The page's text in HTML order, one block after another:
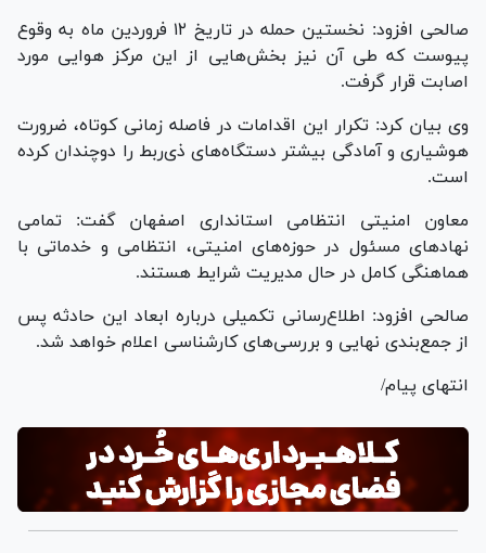
صالحی افزود: نخستین حمله در تاریخ ۱۲ فروردین ماه به وقوع
پیوست که طی آن نیز بخش‌هایی از این مرکز هوایی مورد
اصابت قرار گرفت.
وی بیان کرد: تکرار این اقدامات در فاصله زمانی کوتاه، ضرورت
هوشیاری و آمادگی بیشتر دستگاه‌های ذی‌ربط را دوچندان کرده
است.
معاون امنیتی انتظامی استانداری اصفهان گفت: تمامی
نهاد‌های مسئول در حوزه‌های امنیتی، انتظامی و خدماتی با
هماهنگی کامل در حال مدیریت شرایط هستند.
صالحی افزود: اطلاع‌رسانی تکمیلی درباره ابعاد این حادثه پس
از جمع‌بندی نهایی و بررسی‌های کارشناسی اعلام خواهد شد.
انتهای پیام/